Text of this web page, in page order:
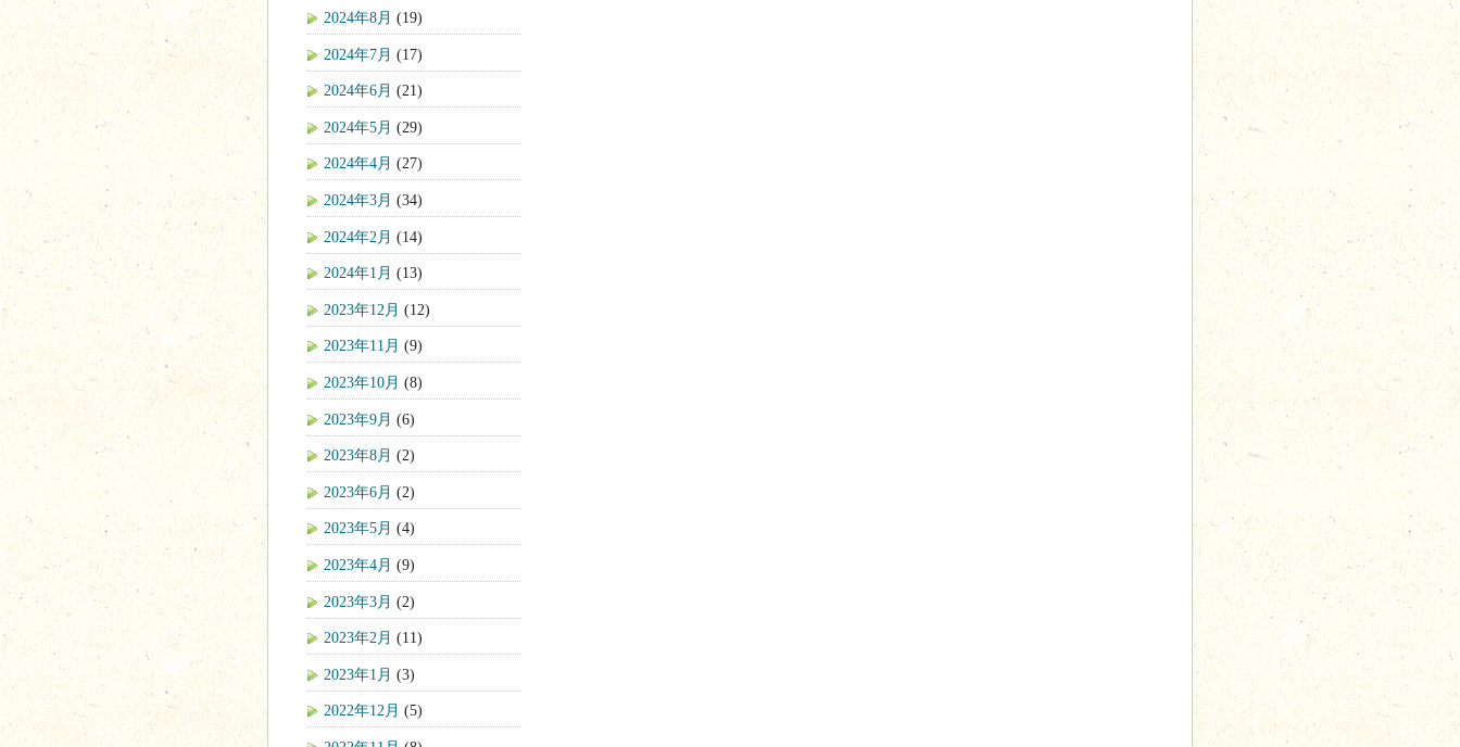
2024年8月 (19)
2024年7月 (17)
2024年6月 (21)
2024年5月 (29)
2024年4月 (27)
2024年3月 (34)
2024年2月 (14)
2024年1月 (13)
2023年12月 (12)
2023年11月 (9)
2023年10月 (8)
2023年9月 (6)
2023年8月 (2)
2023年6月 (2)
2023年5月 (4)
2023年4月 (9)
2023年3月 (2)
2023年2月 (11)
2023年1月 (3)
2022年12月 (5)